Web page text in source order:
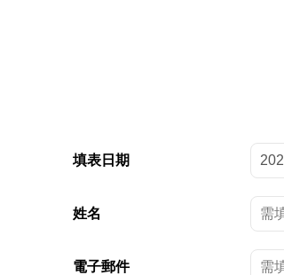
填表日期
姓名
電子郵件